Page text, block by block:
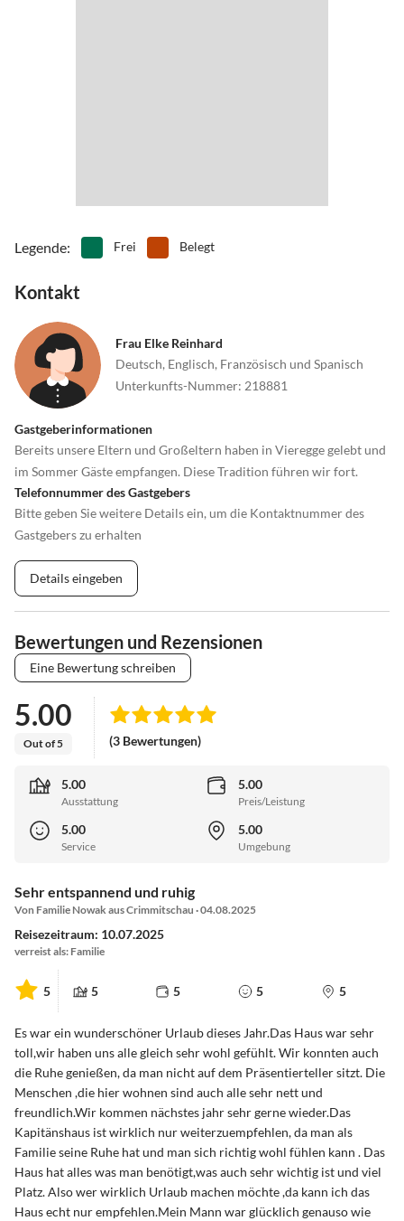
Legende: Frei Belegt
Kontakt
Frau Elke Reinhard
Deutsch, Englisch, Französisch und Spanisch
Unterkunfts-Nummer: 218881
Gastgeberinformationen
Bereits unsere Eltern und Großeltern haben in Vieregge gelebt und
im Sommer Gäste empfangen. Diese Tradition führen wir fort.
Telefonnummer des Gastgebers
Bitte geben Sie weitere Details ein, um die Kontaktnummer des
Gastgebers zu erhalten
Details eingeben
Bewertungen und Rezensionen
Eine Bewertung schreiben
5.00
Out of 5 (3 Bewertungen)
5.00
Ausstattung
5.00
Preis/Leistung
5.00
Service
5.00
Umgebung
Sehr entspannend und ruhig
Von Familie Nowak aus Crimmitschau · 04.08.2025
Reisezeitraum: 10.07.2025
verreist als: Familie
5 5 5 5 5
Es war ein wunderschöner Urlaub dieses Jahr.Das Haus war sehr
toll,wir haben uns alle gleich sehr wohl gefühlt. Wir konnten auch
die Ruhe genießen, da man nicht auf dem Präsentierteller sitzt. Die
Menschen ,die hier wohnen sind auch alle sehr nett und
freundlich.Wir kommen nächstes jahr sehr gerne wieder.Das
Kapitänshaus ist wirklich nur weiterzuempfehlen, da man als
Familie seine Ruhe hat und man sich richtig wohl fühlen kann . Das
Haus hat alles was man benötigt,was auch sehr wichtig ist und viel
Platz. Also wer wirklich Urlaub machen möchte ,da kann ich das
Haus echt nur empfehlen.Mein Mann war glücklich genauso wie